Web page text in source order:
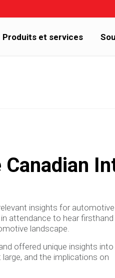
Produits et services
insights for automotive
attendance to hear firsthand
landscape.
offered unique insights into
and the implications on